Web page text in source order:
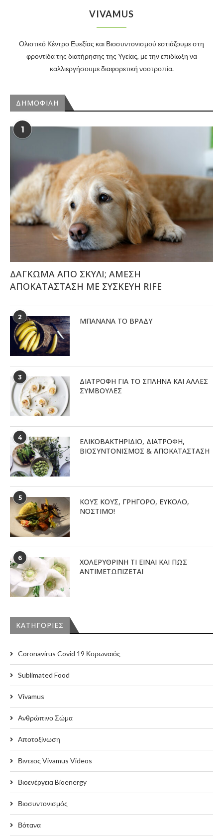
VIVAMUS
Ολιστικό Κέντρο Ευεξίας και Βιοσυντονισμού εστιάζουμε στη
φροντίδα της διατήρησης της Υγείας, με την επιδίωξη να
καλλιεργήσουμε διαφορετική νοοτροπία.
ΔΗΜΟΦΙΛΗ
1
ΔΑΓΚΩΜΑ ΑΠΟ ΣΚΥΛΙ; ΑΜΕΣΗ
ΑΠΟΚΑΤΑΣΤΑΣΗ ΜΕ ΣΥΣΚΕΥΗ RIFE
2 ΜΠΑΝΆΝΑ ΤΟ ΒΡΆΔΥ
3
ΔΙΑΤΡΟΦΉ ΓΙΑ ΤΟ ΣΠΛΉΝΑ ΚΑΙ ΆΛΛΕΣ
ΣΥΜΒΟΥΛΈΣ
4
ΕΛΙΚΟΒΑΚΤΗΡΊΔΙΟ, ΔΙΑΤΡΟΦΉ,
ΒΙΟΣΥΝΤΟΝΙΣΜΌΣ & ΑΠΟΚΑΤΆΣΤΑΣΗ
5
ΚΟΥΣ ΚΟΥΣ, ΓΡΗΓΟΡΟ, ΕΥΚΟΛΟ,
ΝΟΣΤΙΜΟ!
6
ΧΟΛΕΡΥΘΡΙΝΗ ΤΙ ΕΙΝΑΙ ΚΑΙ ΠΩΣ
ΑΝΤΙΜΕΤΩΠΙΖΕΤΑΙ
KΑΤΗΓΟΡΊΕΣ
Coronavirus Covid 19 Κορωναιός
Sublimated Food
Vivamus
Ανθρώπινο Σώμα
Αποτοξίνωση
Βιντεος Vivamus Videos
Βιοενέργεια Bioenergy
Βιοσυντονισμός
Βότανα